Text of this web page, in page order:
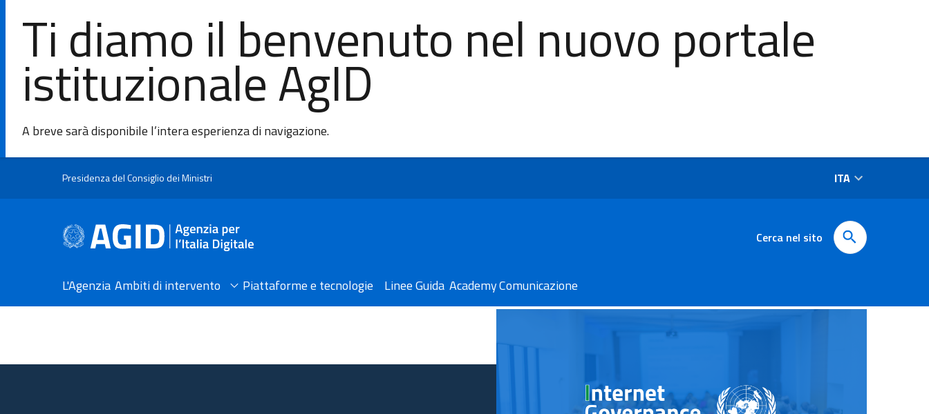
Ti diamo il benvenuto nel nuovo portale
istituzionale AgID
A breve sarà disponibile l’intera esperienza di navigazione.
Presidenza del Consiglio dei Ministri ITA
Cerca nel sito
L'Agenzia Ambiti di intervento Piattaforme e tecnologie Linee Guida AcademyComunicazione